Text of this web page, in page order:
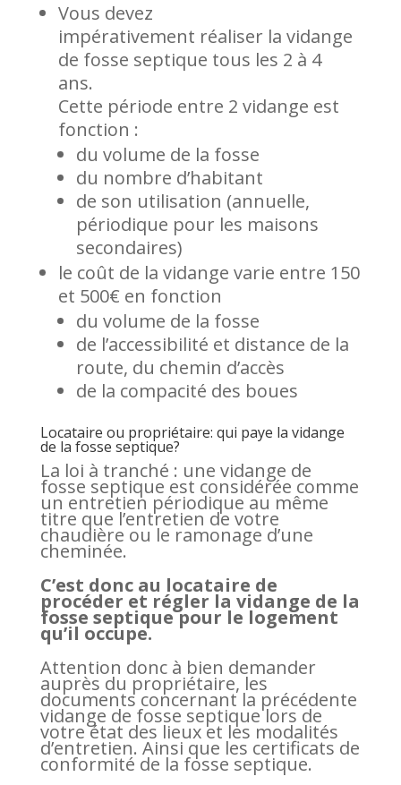
Vous devez
impérativement réaliser la vidange
de fosse septique tous les 2 à 4
ans.
Cette période entre 2 vidange est
fonction :
du volume de la fosse
du nombre d’habitant
de son utilisation (annuelle,
périodique pour les maisons
secondaires)
le coût de la vidange varie entre 150
et 500€ en fonction
du volume de la fosse
de l’accessibilité et distance de la
route, du chemin d’accès
de la compacité des boues
Locataire ou propriétaire: qui paye la vidange
de la fosse septique?
La loi à tranché : une vidange de
fosse septique est considérée comme
un entretien périodique au même
titre que l’entretien de votre
chaudière ou le ramonage d’une
cheminée.
C’est donc au locataire de
procéder et régler la vidange de la
fosse septique pour le logement
qu’il occupe.
Attention donc à bien demander
auprès du propriétaire, les
documents concernant la précédente
vidange de fosse septique lors de
votre état des lieux et les modalités
d’entretien. Ainsi que les certificats de
conformité de la fosse septique.